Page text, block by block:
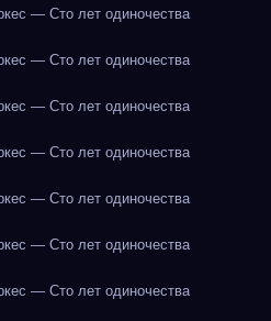
— Сто лет одиночества
— Сто лет одиночества
— Сто лет одиночества
— Сто лет одиночества
— Сто лет одиночества
— Сто лет одиночества
— Сто лет одиночества